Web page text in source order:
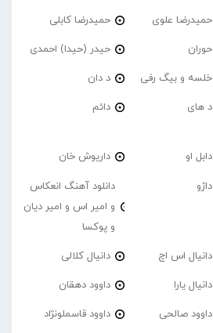
حمیدرضا علوی حمیدرضا کابلی
حوران حیدر (حیدا) احمدی
خلسه و بیگ رفی د دان
د های دائم
دابل او داریوش خان
داژو
دانلود آهنگ انعکاس
و امیر اس و امیر دیان
و پوکسا
دانیال اس اچ دانیال کلالی
دانیال یارا داوود دهقان
داوود صالحی داوود قاسملونژاد